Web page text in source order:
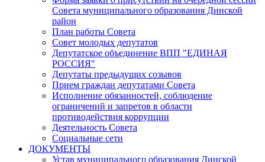
Совета муниципального образования Динской
район
План работы Совета
Совет молодых депутатов
Депутатское объединение ВПП "ЕДИНАЯ
РОССИЯ"
Депутаты предыдущих созывов
Прием граждан депутатами Совета
Исполнение обязанностей, соблюдение
ограничений и запретов в области
противодействия коррупции
Деятельность Совета
Социальные сети
ДОКУМЕНТЫ
Устав муниципального образования Динской